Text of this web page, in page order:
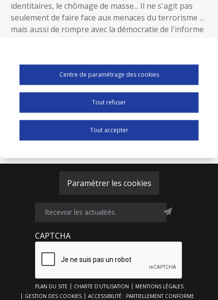
identitaires, le chômage de masse... Il ne s'agit pas
seulement de faire face aux menaces du terrorisme ...
mais aussi de rompre avec la démocratie de l'informe
ne sommes pas maître de l'Histoire, mais cela ne
signifie pas qu'il faille renoncer à agir sur elle.
Source
Jean-Pierre Le Goff - Le Figaro du 08/02/2016
Affichage sur la page d'accueil
Off
Top
PLAN DU SITE CHARTE D'UTILISATION
MENTIONS LÉGALES
GESTION DES COOKIES
ACCESSIBILITÉ : PARTIELLEMENT CONFORME
Paramétrer les cookies
CAPTCHA
Centre de paramétrage des cookies
Tout refuser
Tout accepter